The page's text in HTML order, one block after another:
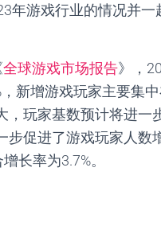
年游戏行业的情况并一
全球游戏市场报告》，
，新增游戏玩家主要集
玩家基数预计将进一
促进了游戏玩家人数
长率为3.7%。